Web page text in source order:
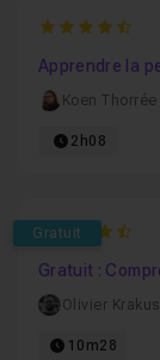
4.375
Apprendre la
Koen Thorrée
2h08
Gratuit
Gratuit :
Olivier Krakus
10m28